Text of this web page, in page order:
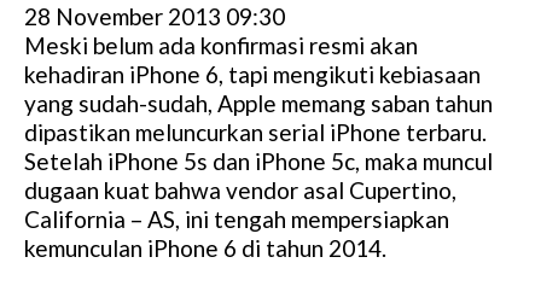
28 November 2013 09:30
Meski belum ada konfirmasi resmi akan
kehadiran iPhone 6, tapi mengikuti kebiasaan
yang sudah-sudah, Apple memang saban tahun
dipastikan meluncurkan serial iPhone terbaru.
Setelah iPhone 5s dan iPhone 5c, maka muncul
dugaan kuat bahwa vendor asal Cupertino,
California – AS, ini tengah mempersiapkan
kemunculan iPhone 6 di tahun 2014.